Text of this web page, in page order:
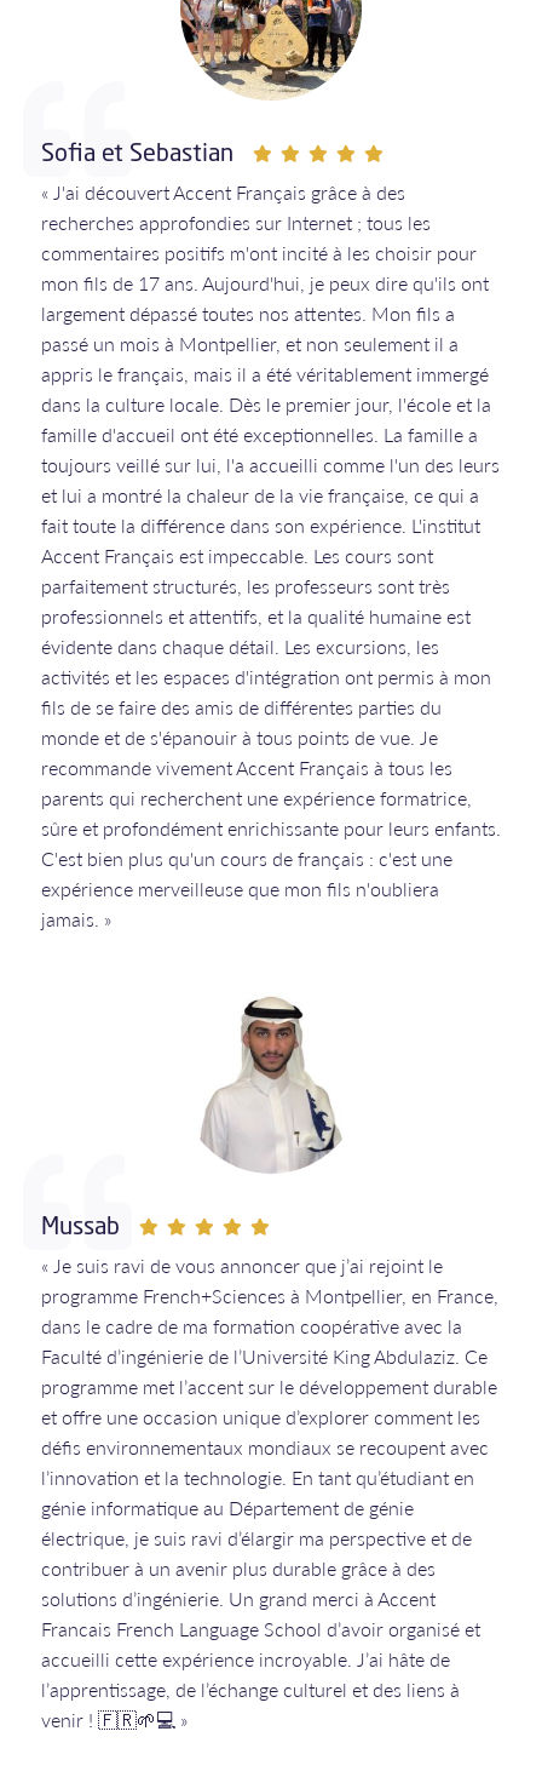
Sofia et Sebastian
« J'ai découvert Accent Français grâce à des
recherches approfondies sur Internet ; tous les
commentaires positifs m'ont incité à les choisir pour
mon fils de 17 ans. Aujourd'hui, je peux dire qu'ils ont
largement dépassé toutes nos attentes. Mon fils a
passé un mois à Montpellier, et non seulement il a
appris le français, mais il a été véritablement immergé
dans la culture locale. Dès le premier jour, l'école et la
famille d'accueil ont été exceptionnelles. La famille a
toujours veillé sur lui, l'a accueilli comme l'un des leurs
et lui a montré la chaleur de la vie française, ce qui a
fait toute la différence dans son expérience. L'institut
Accent Français est impeccable. Les cours sont
parfaitement structurés, les professeurs sont très
professionnels et attentifs, et la qualité humaine est
évidente dans chaque détail. Les excursions, les
activités et les espaces d'intégration ont permis à mon
fils de se faire des amis de différentes parties du
monde et de s'épanouir à tous points de vue. Je
recommande vivement Accent Français à tous les
parents qui recherchent une expérience formatrice,
sûre et profondément enrichissante pour leurs enfants.
C'est bien plus qu'un cours de français : c'est une
expérience merveilleuse que mon fils n'oubliera
jamais. »
Mussab
« Je suis ravi de vous annoncer que j’ai rejoint le
programme French+Sciences à Montpellier, en France,
dans le cadre de ma formation coopérative avec la
Faculté d’ingénierie de l’Université King Abdulaziz. Ce
programme met l’accent sur le développement durable
et offre une occasion unique d’explorer comment les
défis environnementaux mondiaux se recoupent avec
l’innovation et la technologie. En tant qu’étudiant en
génie informatique au Département de génie
électrique, je suis ravi d’élargir ma perspective et de
contribuer à un avenir plus durable grâce à des
solutions d’ingénierie. Un grand merci à Accent
Francais French Language School d’avoir organisé et
accueilli cette expérience incroyable. J’ai hâte de
l’apprentissage, de l’échange culturel et des liens à
venir ! 🇫🇷🌱💻 »